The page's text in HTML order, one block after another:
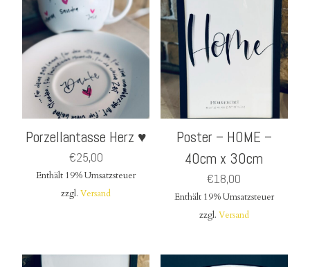
Porzellantasse Herz ♥
€25,00
Enthält 19% Umsatzsteuer
zzgl.Versand
Poster – HOME –
40cm x 30cm
€18,00
Enthält 19% Umsatzsteuer
zzgl. Versand